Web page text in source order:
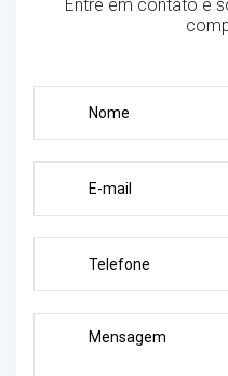
Entre em contato e